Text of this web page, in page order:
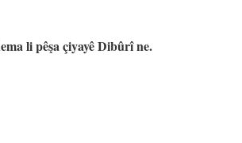
li pêşa çiyayê Dibûrî ne.